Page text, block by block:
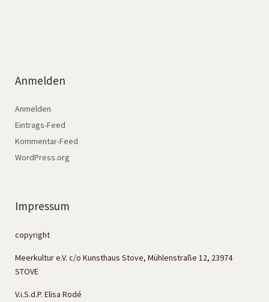
Anmelden
Anmelden
Eintrags-Feed
Kommentar-Feed
WordPress.org
Impressum
copyright
Meerkultur e.V. c/o Kunsthaus Stove, Mühlenstraße 12, 23974
STOVE
V.i.S.d.P. Elisa Rodé